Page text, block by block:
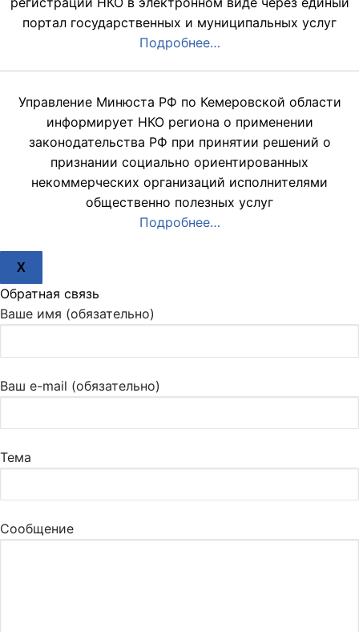
портал государственных и муниципальных услуг
Подробнее…
Управление Минюста РФ по Кемеровской области
информирует НКО региона о применении
законодательства РФ при принятии решений о
признании социально ориентированных
некоммерческих организаций исполнителями
общественно полезных услуг
Подробнее…
X
Обратная связь
Ваше имя (обязательно)
Ваш e-mail (обязательно)
Тема
Сообщение